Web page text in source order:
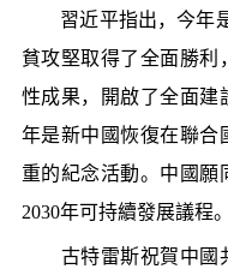
習近平指出，今年是
貧攻堅取得了全面勝利
性成果，開啟了全面建
年是新中國恢復在聯合
重的紀念活動。中國願
2030年可持續發展議程。
古特雷斯祝賀中國